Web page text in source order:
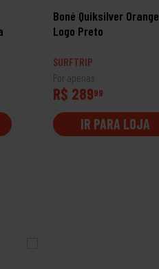
Boné Quiksilver Orange
Logo Preto
SURFTRIP
Por apenas
R$ 28999
IR PARA LOJA